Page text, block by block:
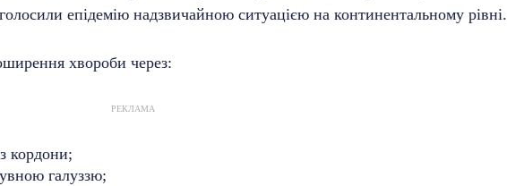
епідемію надзвичайною ситуацією на континентальному рівні.
хвороби через:
РЕКЛАМА
кордони;
галуззю;